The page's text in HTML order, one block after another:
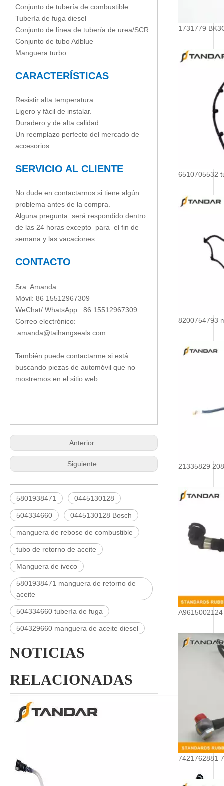
Conjunto de tubería de combustible
Tubería de fuga diesel
Conjunto de línea de tubería de urea/SCR
Conjunto de tubo Adblue
Manguera turbo
CARACTERÍSTICAS
Resistir alta temperatura
Ligero y fácil de instalar.
Duradero y de alta calidad.
Un reemplazo perfecto del mercado de
accesorios.
SERVICIO AL CLIENTE
No dude en contactarnos si tiene algún
problema antes de la compra.
Alguna pregunta será respondido dentro
de las 24 horas excepto para el fin de
semana y las vacaciones.
CONTACTO
Sra. Amanda
Móvil: 86 15512967309
WeChat/ WhatsApp: 86 15512967309
Correo electrónico:
amanda@taihangseals.com
También puede contactarme si está
buscando piezas de automóvil que no
mostremos en el sitio web.
Anterior:
Siguiente:
5801938471 0445130128
504334660 0445130128 Bosch
manguera de rebose de combustible
tubo de retorno de aceite
Manguera de iveco
5801938471 manguera de retorno de
aceite
504334660 tubería de fuga
504329660 manguera de aceite diesel
NOTICIAS
RELACIONADAS